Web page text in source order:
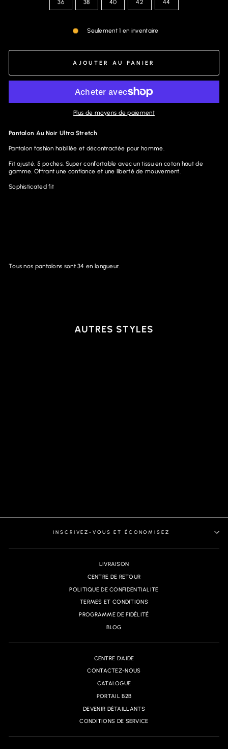
36 38 40 42 44
Seulement 1 en inventaire
AJOUTER AU PANIER
Plus de moyens de paiement
Pantalon Au Noir Ultra Stretch
Pantalon fashion habillée et décontractée pour homme.
Fit ajusté. 5 poches. Super confortable avec un tissu en coton haut de
gamme. Offrant une confiance et une liberté de mouvement.
Sophisticated fit
Tous nos pantalons sont 34 en longueur.
AUTRES STYLES
INSCRIVEZ-VOUS ET ÉCONOMISEZ
LIVRAISON
CENTRE DE RETOUR
POLITIQUE DE CONFIDENTIALITÉ
TERMES ET CONDITIONS
PROGRAMME DE FIDÉLITÉ
BLOG
CENTRE D'AIDE
CONTACTEZ-NOUS
CATALOGUE
PORTAIL B2B
DEVENIR DÉTAILLANTS
CONDITIONS DE SERVICE